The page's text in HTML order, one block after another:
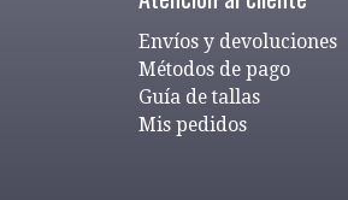
Envíos y devoluciones
Métodos de pago
Guía de tallas
Mis pedidos